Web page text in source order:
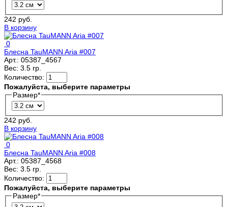
242 руб.
В корзину
0
Блесна TauMANN Aria #007
Арт.: 05387_4567
Вес: 3.5 гр.
Количество:
Пожалуйста, выберите параметры
Размер*
242 руб.
В корзину
0
Блесна TauMANN Aria #008
Арт.: 05387_4568
Вес: 3.5 гр.
Количество:
Пожалуйста, выберите параметры
Размер*